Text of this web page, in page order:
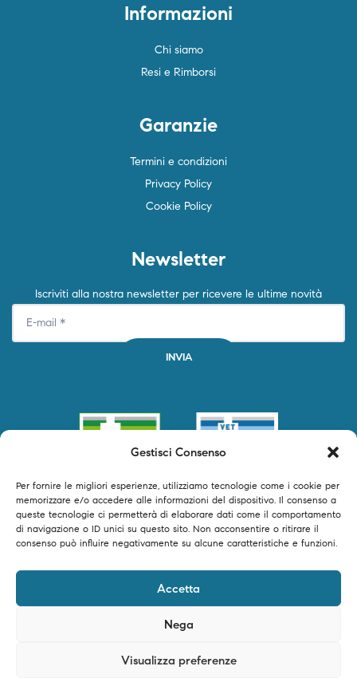
Gestisci Consenso
Per fornire le migliori esperienze, utilizziamo tecnologie come i cookie per
memorizzare e/o accedere alle informazioni del dispositivo. Il consenso a
queste tecnologie ci permetterà di elaborare dati come il comportamento
di navigazione o ID unici su questo sito. Non acconsentire o ritirare il
consenso può influire negativamente su alcune caratteristiche e funzioni.
Accetta
Nega
Visualizza preferenze
Informazioni
Chi siamo
Resi e Rimborsi
Garanzie
Termini e condizioni
Privacy Policy
Cookie Policy
Newsletter
Iscriviti alla nostra newsletter per ricevere le ultime novità
©2024 Primofarma S.r.l. tutti i diritti riservati – P.IVA 04250540616 –
Powered by Timeer Digital Studio